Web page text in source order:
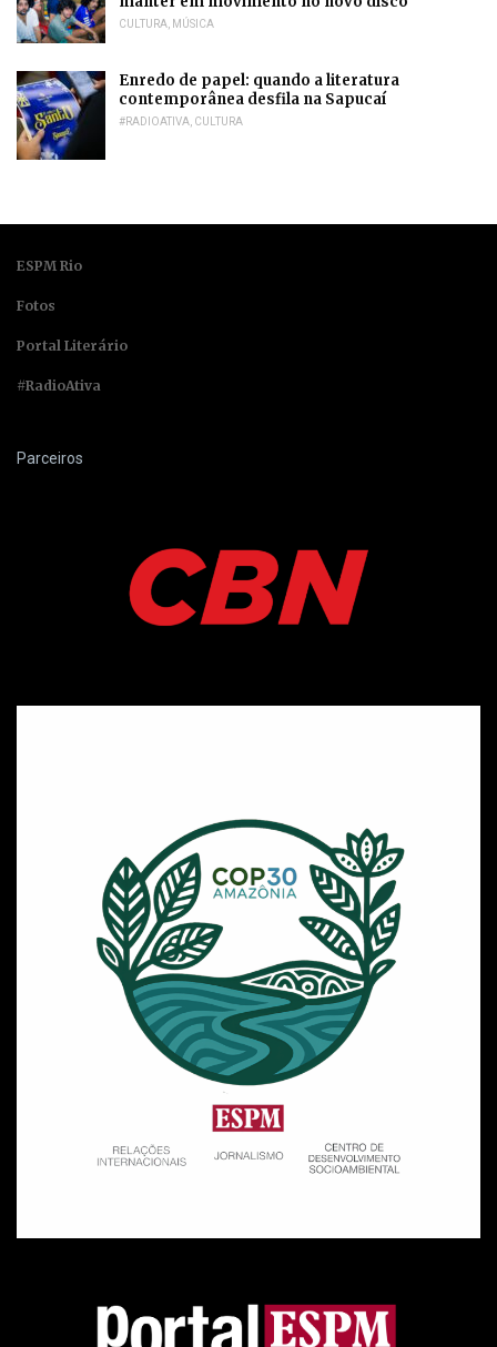
CULTURA, MÚSICA
Enredo de papel: quando a literatura
contemporânea desfila na Sapucaí
#RADIOATIVA, CULTURA
ESPM Rio
Fotos
Portal Literário
#RadioAtiva
Parceiros